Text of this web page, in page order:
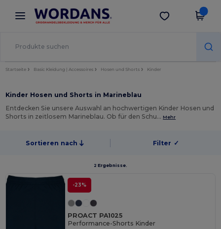
× Wordans App
Bessere Preise in der App!
App holen
Startseite Basic Kleidung | Accessoires Hosen und Shorts Kinder
Kinder Hosen und Shorts in Marineblau
Entdecken Sie unsere Auswahl an hochwertigen Kinder Hosen und
Shorts in zeitlosem Marineblau. Ob für den Schu… Mehr
Sortieren nach Filter ✓
2 Ergebnisse.
-23%
PROACT PA1025
Performance-Shorts Kinder